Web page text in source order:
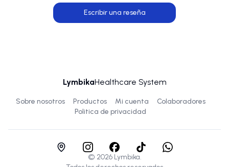
Escribir una reseña
LymbikaHealthcare System
Sobre nosotros Productos Mi cuenta
Colaboradores
Politica de privacidad
© 2026Lymbika.